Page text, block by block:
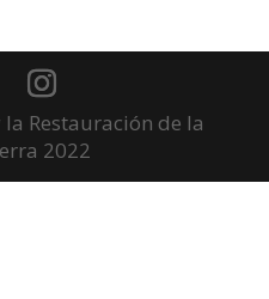
Restauración de la
2022